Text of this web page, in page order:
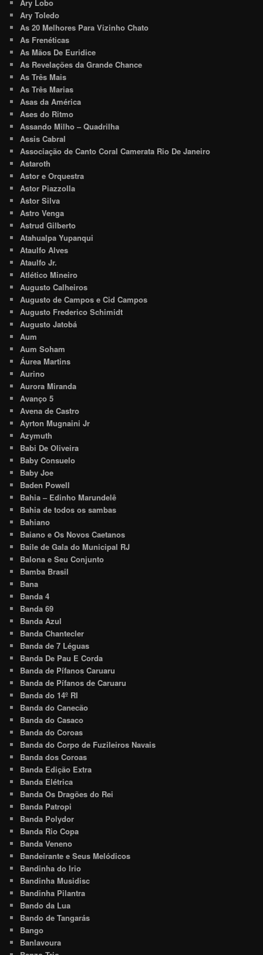
Ary Lobo
Ary Toledo
As 20 Melhores Para Vizinho Chato
As Frenéticas
As Mãos De Euridice
As Revelações da Grande Chance
As Três Mais
As Três Marias
Asas da América
Ases do Ritmo
Assando Milho – Quadrilha
Assis Cabral
Associação de Canto Coral Camerata Rio De Janeiro
Astaroth
Astor e Orquestra
Astor Piazzolla
Astor Silva
Astro Venga
Astrud Gilberto
Atahualpa Yupanqui
Ataulfo Alves
Ataulfo Jr.
Atlético Mineiro
Augusto Calheiros
Augusto de Campos e Cid Campos
Augusto Frederico Schimidt
Augusto Jatobá
Aum
Aum Soham
Áurea Martins
Aurino
Aurora Miranda
Avanço 5
Avena de Castro
Ayrton Mugnaini Jr
Azymuth
Babi De Oliveira
Baby Consuelo
Baby Joe
Baden Powell
Bahia – Edinho Marundelê
Bahia de todos os sambas
Bahiano
Baiano e Os Novos Caetanos
Baile de Gala do Municipal RJ
Balona e Seu Conjunto
Bamba Brasil
Bana
Banda 4
Banda 69
Banda Azul
Banda Chantecler
Banda de 7 Léguas
Banda De Pau E Corda
Banda de Pífanos Caruaru
Banda de Pífanos de Caruaru
Banda do 14º RI
Banda do Canecão
Banda do Casaco
Banda do Coroas
Banda do Corpo de Fuzileiros Navais
Banda dos Coroas
Banda Edição Extra
Banda Elétrica
Banda Os Dragões do Rei
Banda Patropi
Banda Polydor
Banda Rio Copa
Banda Veneno
Bandeirante e Seus Melódicos
Bandinha do Irio
Bandinha Musidisc
Bandinha Pilantra
Bando da Lua
Bando de Tangarás
Bango
Banlavoura